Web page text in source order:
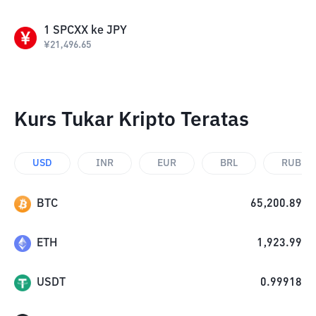
1 SPCXX ke JPY
¥21,496.65
Kurs Tukar Kripto Teratas
USD INR EUR BRL RUB
BTC 65,200.89
ETH 1,923.99
USDT 0.99918